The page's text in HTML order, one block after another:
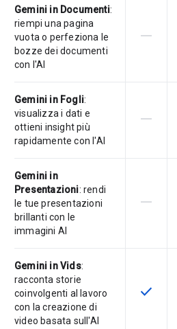
Gemini in Documenti:
riempi una pagina
vuota o perfeziona le
bozze dei documenti
con l'AI
La
horizontal_rule
Gemini in Fogli:
visualizza i dati e
ottieni insight più
rapidamente con l'AI
La
horizontal_rule
Gemini in
Presentazioni: rendi
le tue presentazioni
brillanti con le
immagini AI
La
horizontal_rule
Gemini in Vids:
racconta storie
coinvolgenti al lavoro
con la creazione di
video basata sull'AI
check